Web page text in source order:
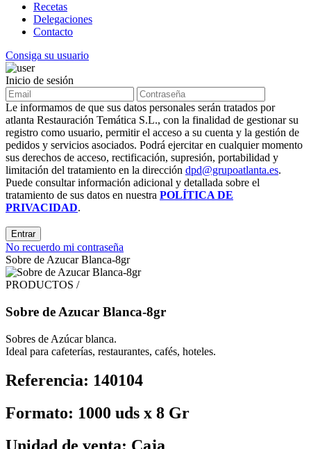
Recetas
Delegaciones
Contacto
Consiga su usuario
Inicio de sesión
Le informamos de que sus datos personales serán tratados por
atlanta Restauración Temática S.L., con la finalidad de gestionar su
registro como usuario, permitir el acceso a su cuenta y la gestión de
pedidos y servicios asociados. Podrá ejercitar en cualquier momento
sus derechos de acceso, rectificación, supresión, portabilidad y
limitación del tratamiento en la dirección dpd@grupoatlanta.es.
Puede consultar información adicional y detallada sobre el
tratamiento de sus datos en nuestra POLÍTICA DE
PRIVACIDAD.
Entrar
No recuerdo mi contraseña
Sobre de Azucar Blanca-8gr
PRODUCTOS /
Sobre de Azucar Blanca-8gr
Sobres de Azúcar blanca.
Ideal para cafeterías, restaurantes, cafés, hoteles.
Referencia: 140104
Formato: 1000 uds x 8 Gr